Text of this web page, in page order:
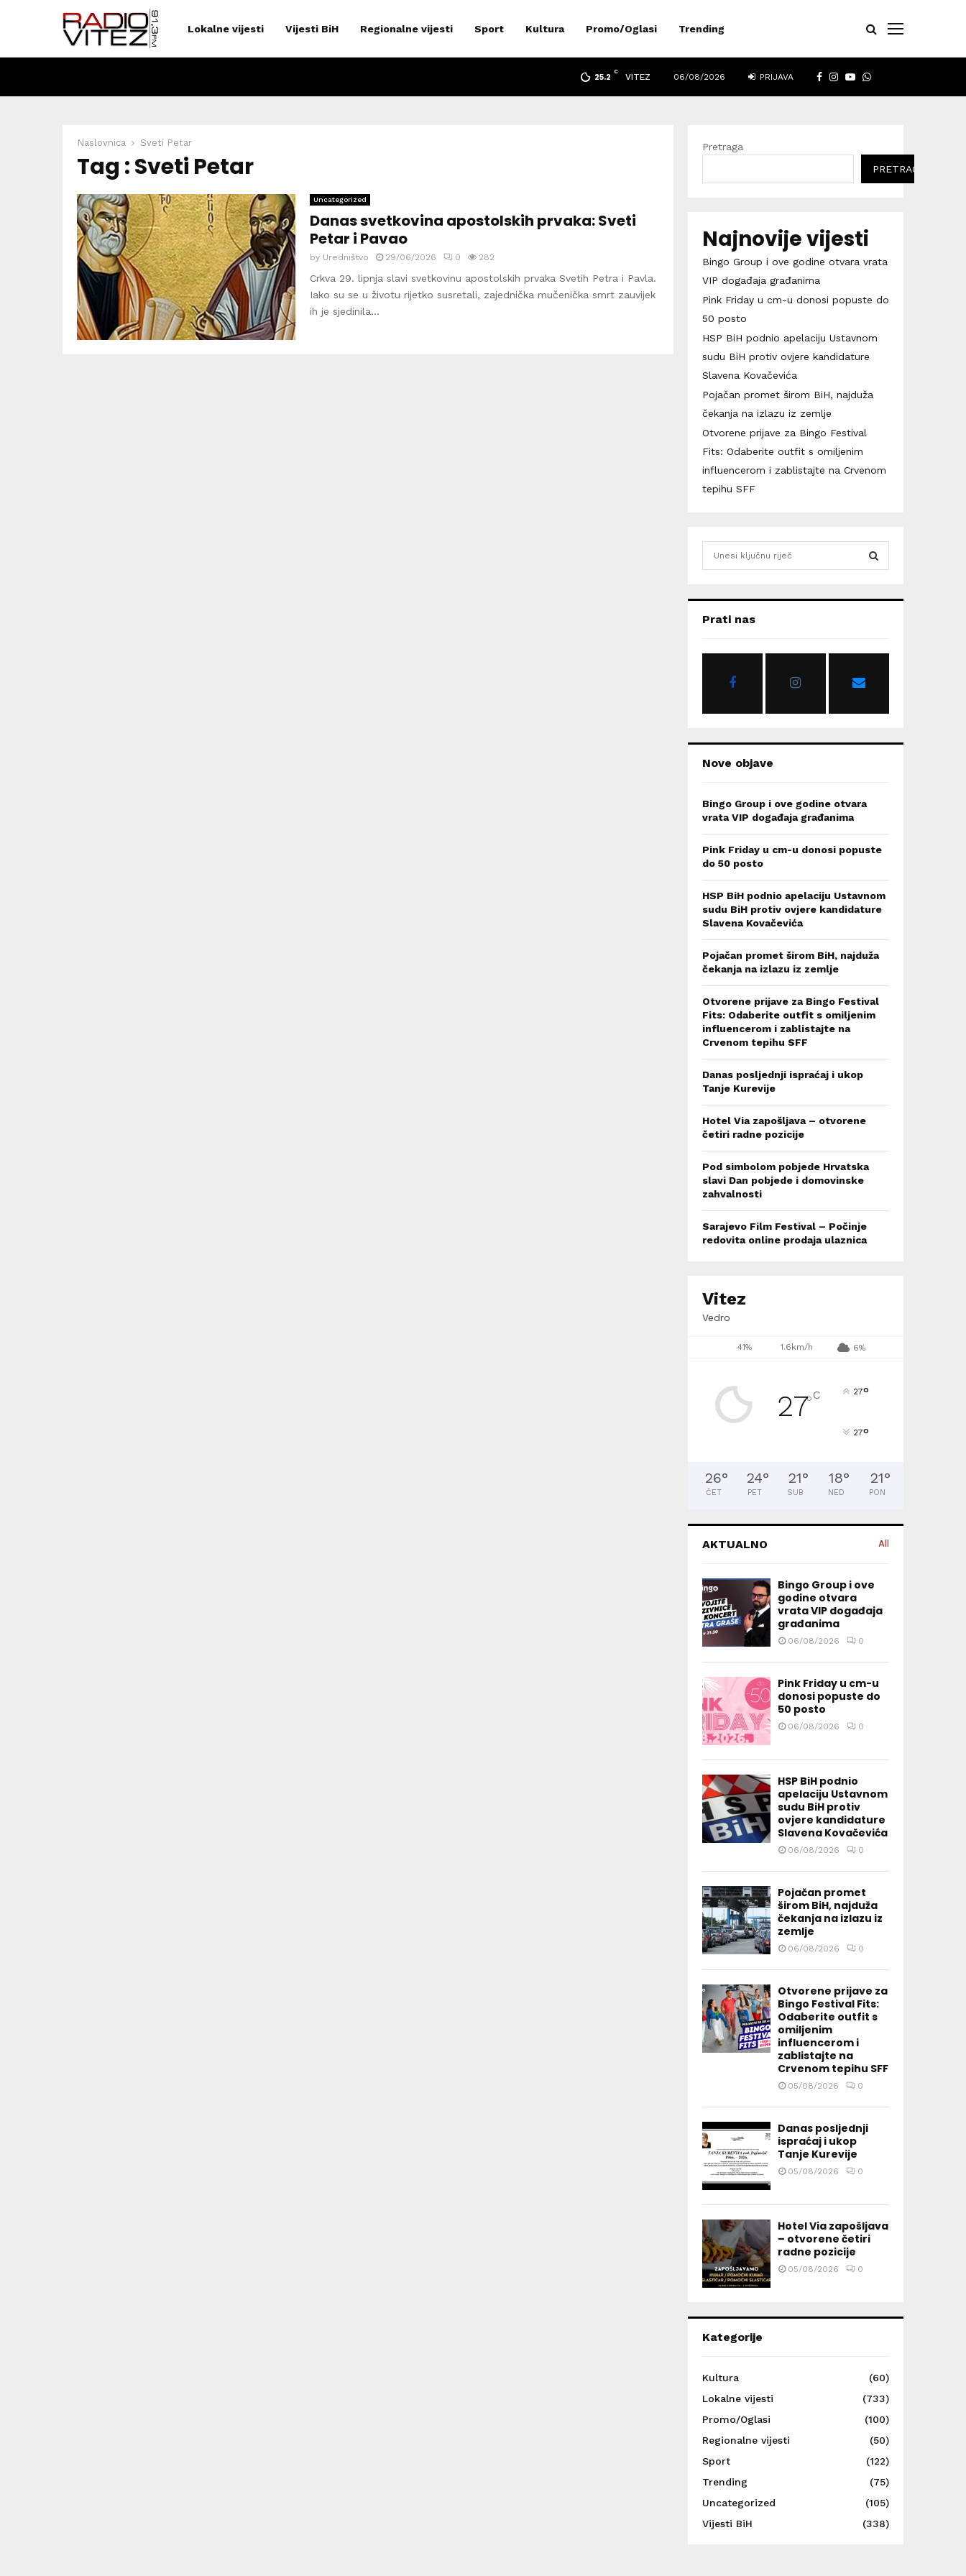
Lokalne vijesti Vijesti BiH Regionalne vijesti Sport Kultura Promo/Oglasi Trending
FACEBOOK
INSTAGRAM
YOUTUBE
WHATSAPP
25.2
C
VITEZ 06/08/2026 PRIJAVA
Naslovnica Sveti Petar
Tag : Sveti Petar
Uncategorized
Danas svetkovina apostolskih prvaka: Sveti
Petar i Pavao
by Uredništvo 29/06/2026 0 282
Crkva 29. lipnja slavi svetkovinu apostolskih prvaka Svetih Petra i Pavla.
Iako su se u životu rijetko susretali, zajednička mučenička smrt zauvijek
ih je sjedinila...
Pretraga
PRETRAGA
Najnovije vijesti
Bingo Group i ove godine otvara vrata
VIP događaja građanima
Pink Friday u cm-u donosi popuste do
50 posto
HSP BiH podnio apelaciju Ustavnom
sudu BiH protiv ovjere kandidature
Slavena Kovačevića
Pojačan promet širom BiH, najduža
čekanja na izlazu iz zemlje
Otvorene prijave za Bingo Festival
Fits: Odaberite outfit s omiljenim
influencerom i zablistajte na Crvenom
tepihu SFF
h
o
Prati nas
Nove objave
Bingo Group i ove godine otvara
vrata VIP događaja građanima
Pink Friday u cm-u donosi popuste
do 50 posto
HSP BiH podnio apelaciju Ustavnom
sudu BiH protiv ovjere kandidature
Slavena Kovačevića
Pojačan promet širom BiH, najduža
čekanja na izlazu iz zemlje
Otvorene prijave za Bingo Festival
Fits: Odaberite outfit s omiljenim
influencerom i zablistajte na
Crvenom tepihu SFF
Danas posljednji ispraćaj i ukop
Tanje Kurevije
Hotel Via zapošljava – otvorene
četiri radne pozicije
Pod simbolom pobjede Hrvatska
slavi Dan pobjede i domovinske
zahvalnosti
Sarajevo Film Festival – Počinje
redovita online prodaja ulaznica
Vitez
Vedro
41% 1.6km/h 6%
27°C 27°
27°
26°
ČET
24°
PET
21°
SUB
18°
NED
21°
PON
AKTUALNO All
Bingo Group i ove
godine otvara
vrata VIP događaja
građanima
06/08/2026 0
Pink Friday u cm-u
donosi popuste do
50 posto
06/08/2026 0
HSP BiH podnio
apelaciju Ustavnom
sudu BiH protiv
ovjere kandidature
Slavena Kovačevića
06/08/2026 0
Pojačan promet
širom BiH, najduža
čekanja na izlazu iz
zemlje
06/08/2026 0
Otvorene prijave za
Bingo Festival Fits:
Odaberite outfit s
omiljenim
influencerom i
zablistajte na
Crvenom tepihu SFF
05/08/2026 0
Danas posljednji
ispraćaj i ukop
Tanje Kurevije
05/08/2026 0
Hotel Via zapošljava
– otvorene četiri
radne pozicije
05/08/2026 0
Kategorije
Kultura
(60)
Lokalne vijesti
(733)
Promo/Oglasi
(100)
Regionalne vijesti
(50)
Sport
(122)
Trending
(75)
Uncategorized
(105)
Vijesti BiH
(338)